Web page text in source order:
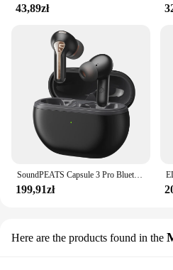
43,89zł
SoundPEATS Capsule 3 Pro Bluetooth 5.3 Earphone TWS True Wireless Earbuds 43dB Hybrid ANC Hi-Res Certified with LDAC Audio Codec
199,91zł
Here are the products found in the